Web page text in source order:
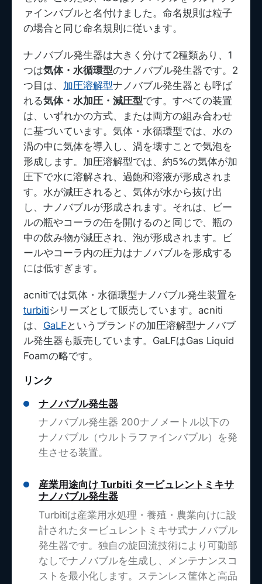
ァインバブルと名付けました。命名規則は粒子
の場合と同じ命名規則に従います。
ナノバブル発生器は大きく分けて2種類あり、1
つは気体・水循環型のナノバブル発生器です。2
つ目は、 加圧溶解型ナノバブル発生器とも呼ば
れる気体・水加圧・減圧型です。すべての装置
は、いずれかの方式、または両方の組み合わせ
に基づいています。気体・水循環型では、水の
渦の中に気体を導入し、渦を壊すことで気泡を
形成します。加圧溶解型では、約5%の気体が加
圧下で水に溶解され、過飽和溶液が形成されま
す。水が減圧されると、気体が水から抜け出
し、ナノバブルが形成されます。それは、ビー
ルの瓶やコーラの缶を開けるのと同じで、瓶の
中の飲み物が減圧され、泡が形成されます。ビ
ールやコーラ内の圧力はナノバブルを形成する
には低すぎます。
acnitiでは気体・水循環型ナノバブル発生装置を
turbitiシリーズとして販売しています。acniti
は、 GaLF というブランドの加圧溶解型ナノバブ
ル発生器も販売しています。GaLFはGas Liquid
Foamの略です。
リンク
ナノバブル発生器
ナノバブル発生器 200ナノメートル以下の
ナノバブル（ウルトラファインバブル）を発
生させる装置。
産業用途向け Turbiti タービュレントミキサ
ナノバブル発生器
Turbitiは産業用水処理・養殖・農業向けに設
計されたタービュレントミキサ式ナノバブル
発生器です。独自の旋回流技術により可動部
なしでナノバブルを生成し、メンテナンスコ
ストを最小化します。ステンレス筐体と高品